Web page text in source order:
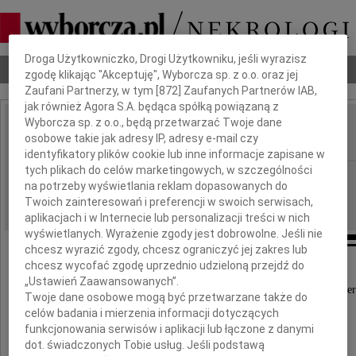
Nekrologi Odeszli Poradnik pogrzebowy
IMIĘ I NAZWISKO: Robert Nowak
REGION: Warszawa
DATA EMISJI: 27.02.2010
Z głębokim żalem przyjęliśmy wiadomość o
naszego pracownika i Przyjaciela
Dbamy o Twoją prywatność
Droga Użytkowniczko, Drogi Użytkowniku, jeśli wyrazisz
zgodę klikając "Akceptuję", Wyborcza sp. z o.o. oraz jej
Zaufani Partnerzy, w tym [872 ] Zaufanych Partnerów IAB,
jak również Agora S.A. będąca spółką powiązaną z
Wyborcza sp. z o.o., będą przetwarzać Twoje dane
osobowe takie jak adresy IP, adresy e-mail czy
identyfikatory plików cookie lub inne informacje zapisane w
tych plikach do celów marketingowych, w szczególności
na potrzeby wyświetlania reklam dopasowanych do
Twoich zainteresowań i preferencji w swoich serwisach,
aplikacjach i w Internecie lub personalizacji treści w nich
wyświetlanych. Wyrażenie zgody jest dobrowolne. Jeśli nie
chcesz wyrazić zgody, chcesz ograniczyć jej zakres lub
chcesz wycofać zgodę uprzednio udzieloną przejdź do
„Ustawień Zaawansowanych”.
Twoje dane osobowe mogą być przetwarzane także do
celów badania i mierzenia informacji dotyczących
funkcjonowania serwisów i aplikacji lub łączone z danymi
dot. świadczonych Tobie usług. Jeśli podstawą